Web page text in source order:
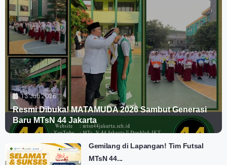
13 Juli 2026
Resmi Dibuka! MATAMUDA 2026 Sambut Generasi
Baru MTsN 44 Jakarta
Gemilang di Lapangan! Tim Futsal
MTsN 44...